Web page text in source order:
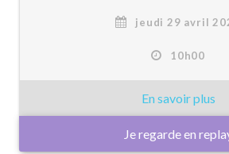
jeudi 29 avril
10h00
Je regarde en